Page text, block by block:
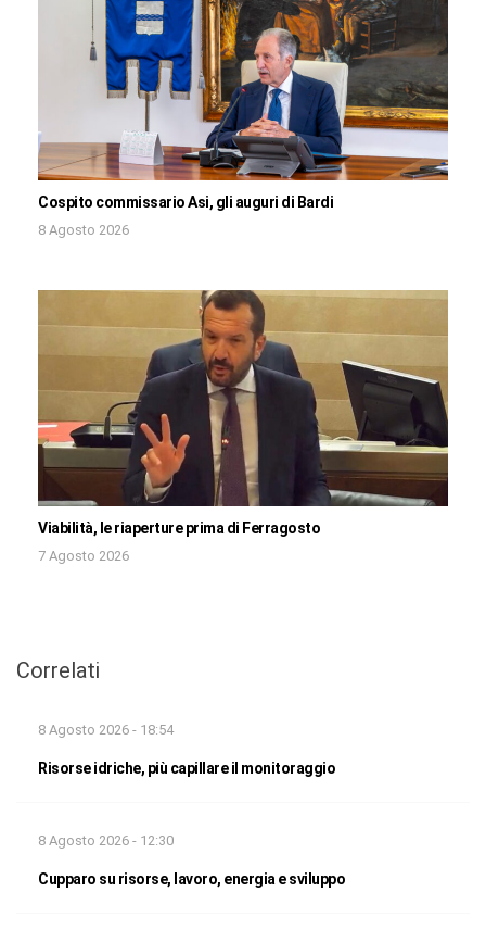
Cospito commissario Asi, gli auguri di Bardi
8 Agosto 2026
Viabilità, le riaperture prima di Ferragosto
7 Agosto 2026
Correlati
8 Agosto 2026 - 18:54
Risorse idriche, più capillare il monitoraggio
8 Agosto 2026 - 12:30
Cupparo su risorse, lavoro, energia e sviluppo